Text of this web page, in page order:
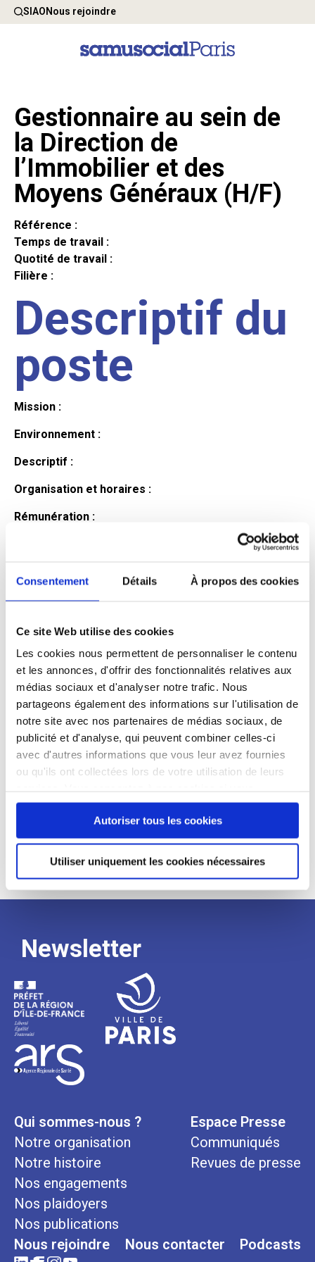
Consentement Détails À propos des cookies
Ce site Web utilise des cookies
Les cookies nous permettent de personnaliser le contenu
et les annonces, d'offrir des fonctionnalités relatives aux
médias sociaux et d'analyser notre trafic. Nous
partageons également des informations sur l'utilisation de
notre site avec nos partenaires de médias sociaux, de
publicité et d'analyse, qui peuvent combiner celles-ci
avec d'autres informations que vous leur avez fournies
ou qu'ils ont collectées lors de votre utilisation de leurs
continuez à utiliser notre site Web.
Autoriser tous les cookies
Utiliser uniquement les cookies nécessaires
SIAONous rejoindre
Gestionnaire au sein de
la Direction de
l’Immobilier et des
Moyens Généraux (H/F)
Référence :
Temps de travail :
Quotité de travail :
Filière :
Descriptif du
poste
Mission :
Environnement :
Descriptif :
Organisation et horaires :
Rémunération :
Profil du
candidat
Qualifications et diplômes :
Profil recherché :
Processus
de
recrutement
Newsletter
Qui sommes-nous ?
Notre organisation
Notre histoire
Nos engagements
Nos plaidoyers
Nos publications
Espace Presse
Communiqués
Revues de presse
Nous rejoindre Nous contacter Podcasts